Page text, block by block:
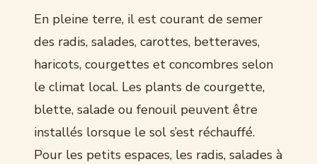
En pleine terre, il est courant de semer
des radis, salades, carottes, betteraves,
haricots, courgettes et concombres selon
le climat local. Les plants de courgette,
blette, salade ou fenouil peuvent être
installés lorsque le sol s’est réchauffé.
Pour les petits espaces, les radis, salades à